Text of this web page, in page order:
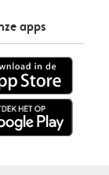
apps